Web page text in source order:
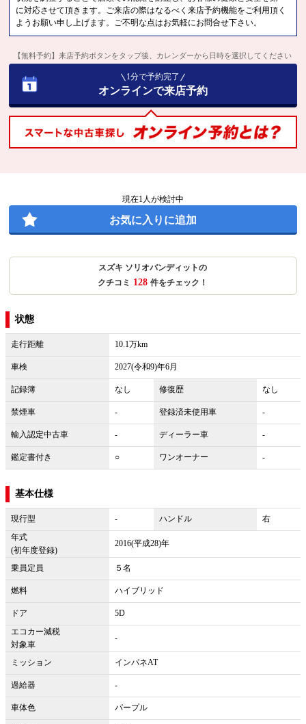
に対応させて頂きます。ご来店の際はなるべく来店予約機能をご利用頂く
ようお願い申し上げます。ご不明な点はお気軽にお問合せ下さい。
【無料予約】来店予約ボタンをタップ後、カレンダーから日時を選択してください
1分で予約完了
オンラインで来店予約
現在1 人が検討中
お気に入りに追加
スズキ ソリオバンディットの
クチコミ 128 件をチェック！
状態
走行距離 10.1万km
車検 2027(令和9)年6月
記録簿 なし 修復歴 なし
禁煙車 - 登録済未使用車 -
輸入認定中古車 - ディーラー車 -
鑑定書付き ○ ワンオーナー -
基本仕様
現行型 - ハンドル
右
年式
(初年度登録)
2016(平成28)年
乗員定員 ５名
燃料 ハイブリッド
ドア
5D
エコカー減税
対象車
-
ミッション インパネAT
過給器 -
車体色 パープル